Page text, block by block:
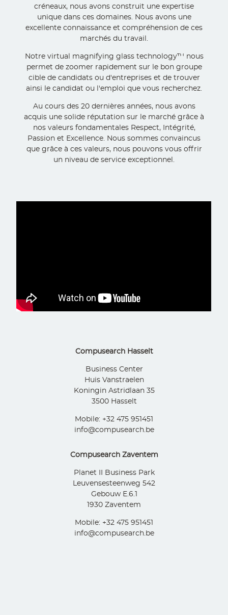
créneaux, nous avons construit une expertise
unique dans ces domaines. Nous avons une
excellente connaissance et compréhension de ces
marchés du travail.
Notre virtual magnifying glass technology™ nous
permet de zoomer rapidement sur le bon groupe
cible de candidats ou d'entreprises et de trouver
ainsi le candidat ou l'emploi que vous recherchez.
Au cours des 20 dernières années, nous avons
acquis une solide réputation sur le marché grâce à
nos valeurs fondamentales Respect, Intégrité,
Passion et Excellence. Nous sommes convaincus
que grâce à ces valeurs, nous pouvons vous offrir
un niveau de service exceptionnel.
Compusearch Hasselt
Business Center
Huis Vanstraelen
Koningin Astridlaan 35
3500 Hasselt
Mobile: +32 475 951451
info@compusearch.be
Compusearch Zaventem
Planet II Business Park
Leuvensesteenweg 542
Gebouw E.6.1
1930 Zaventem
Mobile: +32 475 951451
info@compusearch.be